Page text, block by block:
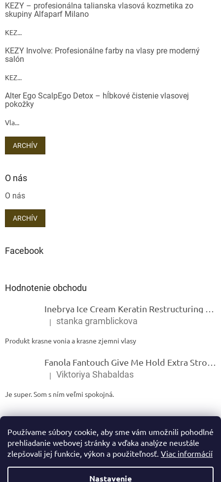
Používame súbory cookie, aby sme vám umožnili pohodlné
prehliadanie webovej stránky a vďaka analýze neustále
zlepšovali jej funkcie, výkon a použiteľnosť. Viac informácií
Nastavenie
KEZY – profesionálna talianska vlasová kozmetika zo
skupiny Alfaparf Milano
KEZ...
KEZY Involve: Profesionálne farby na vlasy pre moderný
salón
KEZ...
Alter Ego ScalpEgo Detox – hĺbkové čistenie vlasovej
pokožky
Vla...
ARCHÍV
O nás
O nás
ARCHÍV
Facebook
Hodnotenie obchodu
Hodnotenie produktu je 5 z 5 hviezdičiek.
| stanka gramblickova
Produkt krasne vonia a krasne zjemni vlasy
Hodnotenie produktu je 5 z 5 hviezdičiek.
| Viktoriya Shabaldas
Je super. Som s ním veľmi spokojná.
Vytvoril Shoptet